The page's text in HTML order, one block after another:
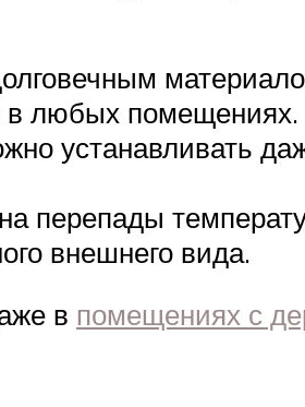
в любых помещениях.
устанавливать
перепады
внешнего вида.
в помещениях с